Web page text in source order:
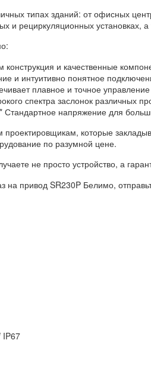
типах зданий: от офисных
и рециркуляционных установках,
и качественные
и интуитивно понятное
плавное и точное
спектра заслонок различных
напряжение для
проектировщикам, которые
по разумной цене.
не просто устройство, а
на привод SR230P Белимо,
IP67